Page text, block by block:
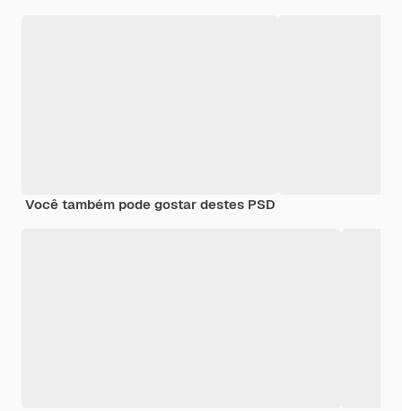
Você também pode gostar destes PSD